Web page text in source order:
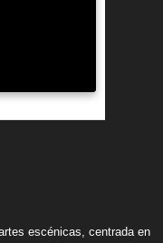
escénicas, centrada en